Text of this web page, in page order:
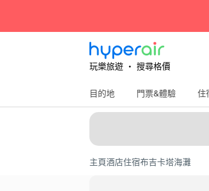
玩樂旅遊 ‧ 搜尋格價
目的地 門票&體驗 住
主頁酒店住宿布吉卡塔海灘